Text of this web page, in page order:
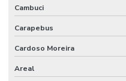
Limpeza De Estruturas E Pisos
Limpeza De Estruturas Industriais
Limpeza De Pisos Industriais
Limpeza De Pneus E
Cambuci
Carapebus
Cardoso Moreira
Areal